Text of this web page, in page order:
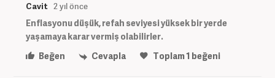
Cavit 2 yıl önce
Enflasyonu düşük, refah seviyesi yüksek bir yerde
yaşamaya karar vermiş olabilirler.
Beğen
Cevapla Toplam1 beğeni